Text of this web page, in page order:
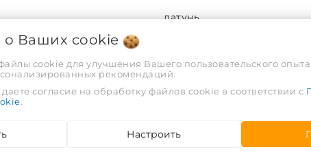
латунь
В-Н
о Ваших cookie
cookie для улучшения Вашего пользовательского
рекомендаций.
согласие на обработку файлов cookie в соответствии с
.
Настроить